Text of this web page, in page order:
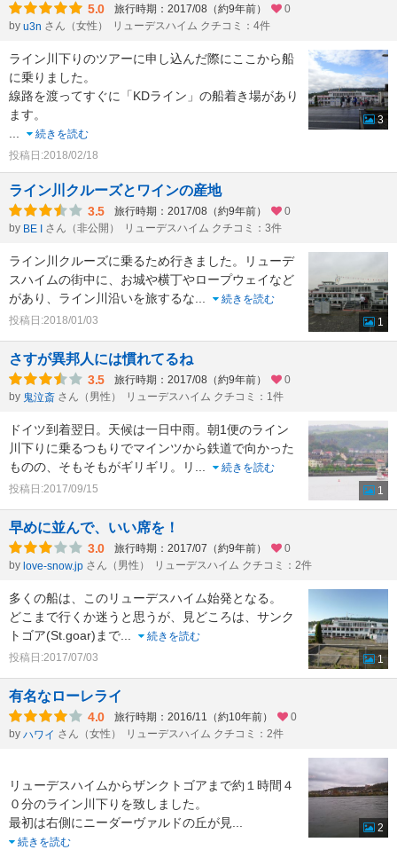
5.0 旅行時期：2017/08（約9年前）
0
by u3n さん（女性） リューデスハイム クチコミ：4件
ライン川下りのツアーに申し込んだ際にここから船
に乗りました。
線路を渡ってすぐに「KDライン」の船着き場があり
ます。
...
続きを読む
投稿日:2018/02/18
3
ライン川クルーズとワインの産地
3.5 旅行時期：2017/08（約9年前）
0
by BE I さん（非公開） リューデスハイム クチコミ：3件
ライン川クルーズに乗るため行きました。リューデ
スハイムの街中に、お城や横丁やロープウェイなど
があり、ライン川沿いを旅するな...
続きを読む
投稿日:2018/01/03
1
さすが異邦人には慣れてるね
3.5 旅行時期：2017/08（約9年前）
0
by 鬼泣斎 さん（男性） リューデスハイム クチコミ：1件
ドイツ到着翌日。天候は一日中雨。朝1便のライン
川下りに乗るつもりでマインツから鉄道で向かった
ものの、そもそもがギリギリ。リ ...
続きを読む
投稿日:2017/09/15
1
早めに並んで、いい席を！
3.0 旅行時期：2017/07（約9年前）
0
by love-snow.jp さん（男性） リューデスハイム クチコミ：2件
多くの船は、このリューデスハイム始発となる。
どこまで行くか迷うと思うが、見どころは、サンク
トゴア(St.goar)まで...
続きを読む
投稿日:2017/07/03
1
有名なローレライ
4.0 旅行時期：2016/11（約10年前）
0
by ハワイ さん（女性） リューデスハイム クチコミ：2件
リューデスハイムからザンクトゴアまで約１時間４
０分のライン川下りを致しました。
最初は右側にニーダーヴァルドの丘が見...
続きを読む
2